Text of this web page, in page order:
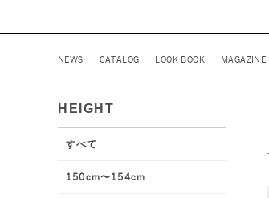
NEWS CATALOG LOOK BOOK MAGAZINE
HEIGHT
すべて
150cm〜154cm